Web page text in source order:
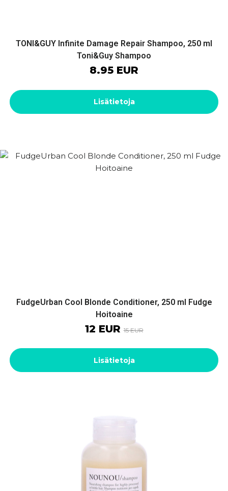
TONI&GUY Infinite Damage Repair Shampoo, 250 ml
Toni&Guy Shampoo
8.95 EUR
Lisätietoja
FudgeUrban Cool Blonde Conditioner, 250 ml Fudge
Hoitoaine
12 EUR15 EUR
Lisätietoja